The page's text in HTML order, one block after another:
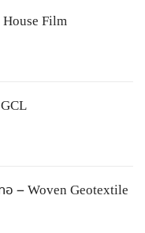
Film
อ – Woven Geotextile